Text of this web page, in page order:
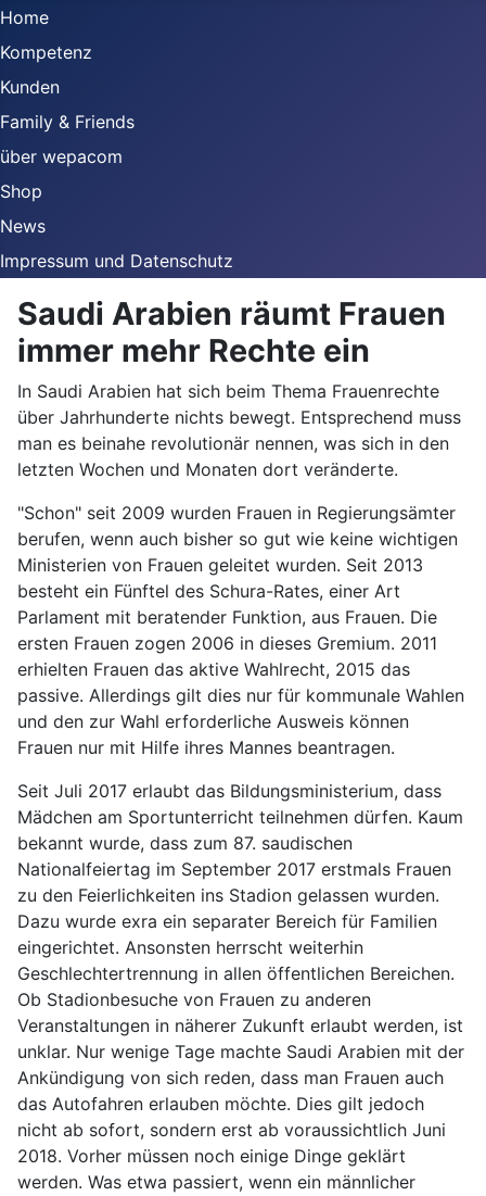
Home
Kompetenz
Kunden
Family & Friends
über wepacom
Shop
News
Impressum und Datenschutz
Saudi Arabien räumt Frauen
immer mehr Rechte ein
In Saudi Arabien hat sich beim Thema Frauenrechte
über Jahrhunderte nichts bewegt. Entsprechend muss
man es beinahe revolutionär nennen, was sich in den
letzten Wochen und Monaten dort veränderte.
"Schon" seit 2009 wurden Frauen in Regierungsämter
berufen, wenn auch bisher so gut wie keine wichtigen
Ministerien von Frauen geleitet wurden. Seit 2013
besteht ein Fünftel des Schura-Rates, einer Art
Parlament mit beratender Funktion, aus Frauen. Die
ersten Frauen zogen 2006 in dieses Gremium. 2011
erhielten Frauen das aktive Wahlrecht, 2015 das
passive. Allerdings gilt dies nur für kommunale Wahlen
und den zur Wahl erforderliche Ausweis können
Frauen nur mit Hilfe ihres Mannes beantragen.
Seit Juli 2017 erlaubt das Bildungsministerium, dass
Mädchen am Sportunterricht teilnehmen dürfen. Kaum
bekannt wurde, dass zum 87. saudischen
Nationalfeiertag im September 2017 erstmals Frauen
zu den Feierlichkeiten ins Stadion gelassen wurden.
Dazu wurde exra ein separater Bereich für Familien
eingerichtet. Ansonsten herrscht weiterhin
Geschlechtertrennung in allen öffentlichen Bereichen.
Ob Stadionbesuche von Frauen zu anderen
Veranstaltungen in näherer Zukunft erlaubt werden, ist
unklar. Nur wenige Tage machte Saudi Arabien mit der
Ankündigung von sich reden, dass man Frauen auch
das Autofahren erlauben möchte. Dies gilt jedoch
nicht ab sofort, sondern erst ab voraussichtlich Juni
2018. Vorher müssen noch einige Dinge geklärt
werden. Was etwa passiert, wenn ein männlicher